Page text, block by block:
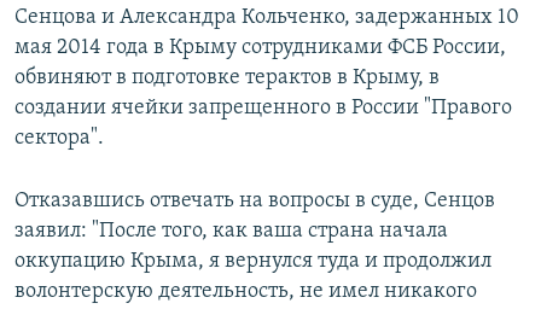
Сенцова и Александра Кольченко, задержанных 10
мая 2014 года в Крыму сотрудниками ФСБ России,
обвиняют в подготовке терактов в Крыму, в
создании ячейки запрещенного в России "Правого
сектора".
Отказавшись отвечать на вопросы в суде, Сенцов
заявил: "После того, как ваша страна начала
оккупацию Крыма, я вернулся туда и продолжил
волонтерскую деятельность, не имел никакого